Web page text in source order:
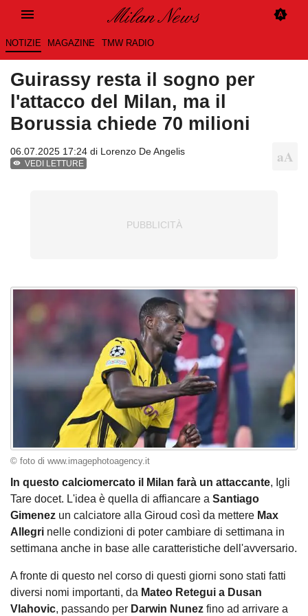
NOTIZIE MAGAZINE TMW RADIO
Guirassy resta il sogno per
l'attacco del Milan, ma il
Borussia chiede 70 milioni
06.07.2025 17:24 di Lorenzo De Angelis
VEDI LETTURE
© foto di www.imagephotoagency.it
In questo calciomercato il Milan farà un attaccante, Igli
Tare docet. L'idea è quella di affiancare a Santiago
Gimenez un calciatore alla Giroud così da mettere Max
Allegri nelle condizioni di poter cambiare di settimana in
settimana anche in base alle caratteristiche dell'avversario.
A fronte di questo nel corso di questi giorni sono stati fatti
diversi nomi importanti, da Mateo Retegui a Dusan
Vlahovic, passando per Darwin Nunez fino ad arrivare a